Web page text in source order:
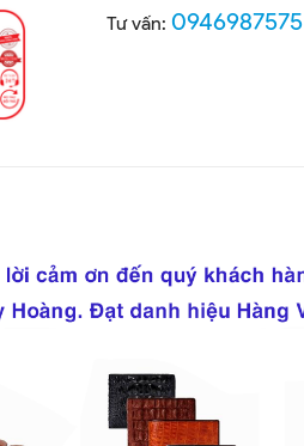
Tư vấn: 0946987575